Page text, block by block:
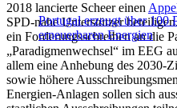
Portugal erzeugt über 100
erneuerbaren Energien
2018 lancierte Scheer einen
SPD-nahe Unterstützer
ein Forderungsschreiben an die
„Paradigmenwechsel“ im EEG
allem eine Anhebung des 2030-
sowie höhere
Energien-Anlagen sollen sich